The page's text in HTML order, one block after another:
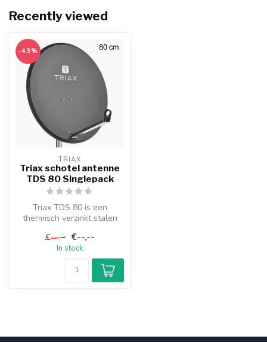
Recently viewed
-43%
TRIAX
Triax schotel antenne
TDS 80 Singlepack
Triax TDS 80 is een
thermisch verzinkt stalen
diameter va...
€--,-- €--,--
In stock